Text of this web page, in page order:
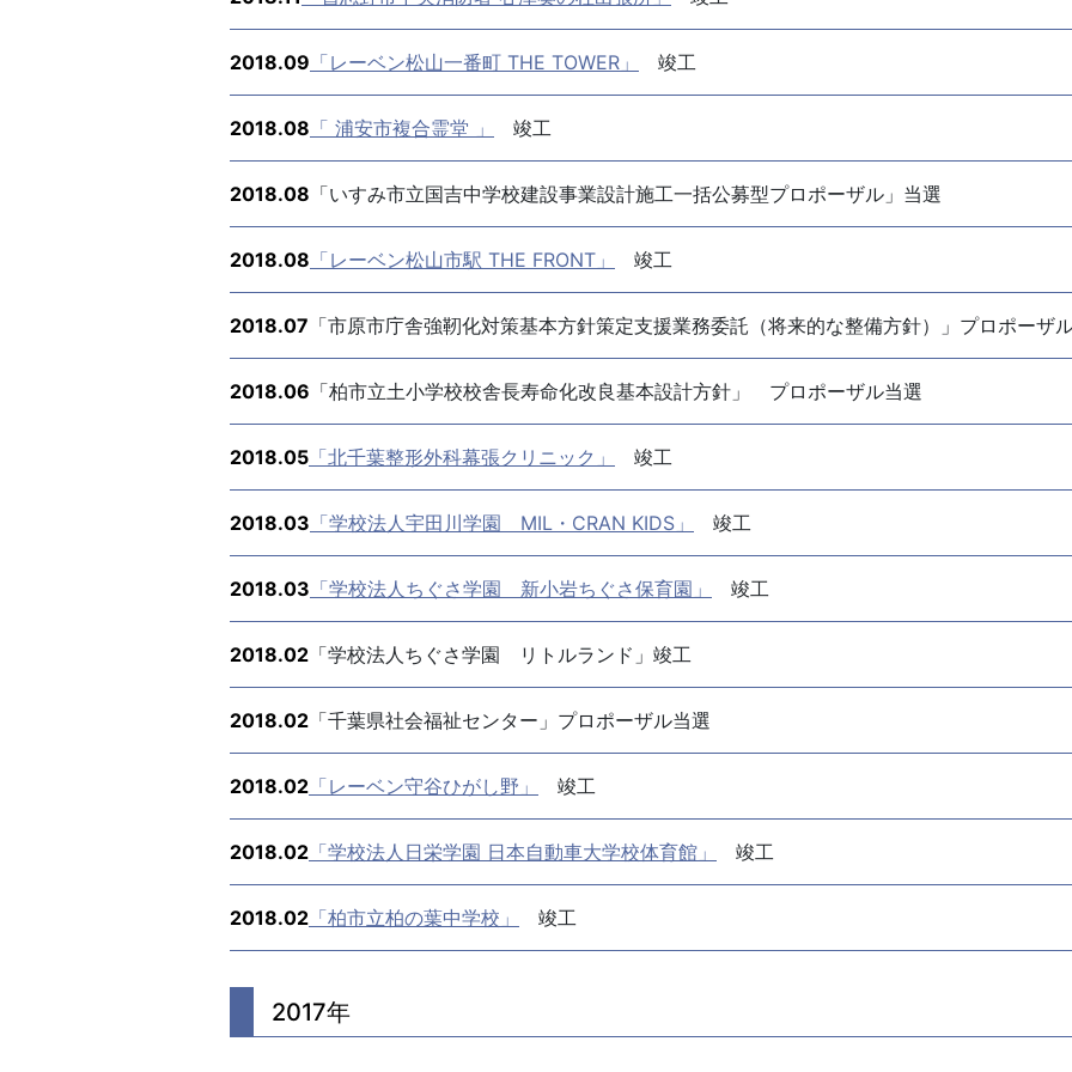
2018.09 「レーベン松山一番町 THE TOWER」 竣工
2018.08 「 浦安市複合霊堂 」 竣工
2018.08 「いすみ市立国吉中学校建設事業設計施工一括公募型プロポーザル」当選
2018.08 「レーベン松山市駅 THE FRONT」 竣工
2018.07 「市原市庁舎強靭化対策基本方針策定支援業務委託（将来的な整備方針）」プロポーザ
2018.06 「柏市立土小学校校舎長寿命化改良基本設計方針」 プロポーザル当選
2018.05 「北千葉整形外科幕張クリニック」 竣工
2018.03 「学校法人宇田川学園 MIL・CRAN KIDS」 竣工
2018.03 「学校法人ちぐさ学園 新小岩ちぐさ保育園」 竣工
2018.02 「学校法人ちぐさ学園 リトルランド」竣工
2018.02 「千葉県社会福祉センター」プロポーザル当選
2018.02 「レーベン守谷ひがし野」 竣工
2018.02 「学校法人日栄学園 日本自動車大学校体育館」 竣工
2018.02 「柏市立柏の葉中学校」 竣工
2017年